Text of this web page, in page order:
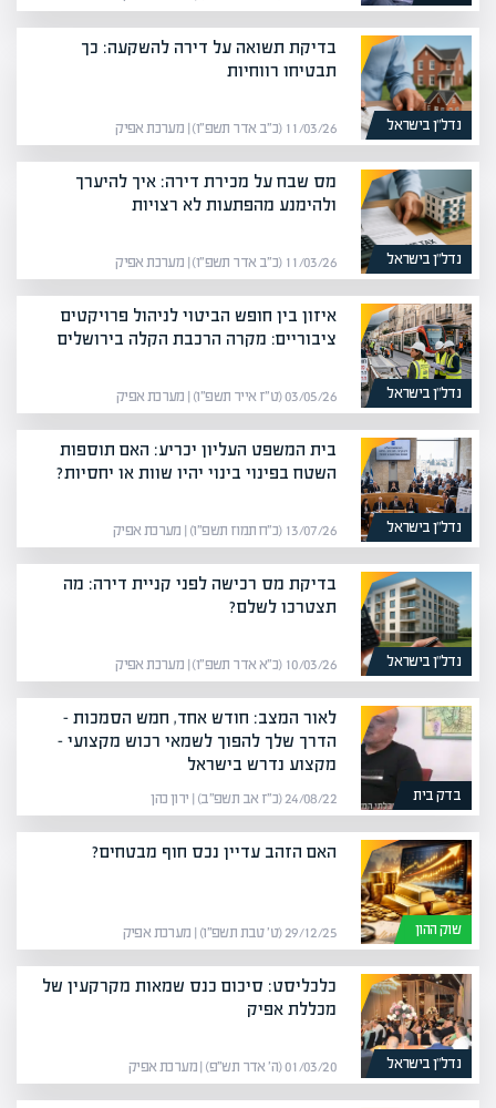
נדל”ן בישראל
בדיקת תשואה על דירה להשקעה: כך
תבטיחו רווחיות
11/03/26 (כ״ב אדר תשפ״ו) | מערכת אפיק
נדל”ן בישראל
מס שבח על מכירת דירה: איך להיערך
ולהימנע מהפתעות לא רצויות
11/03/26 (כ״ב אדר תשפ״ו) | מערכת אפיק
נדל”ן בישראל
איזון בין חופש הביטוי לניהול פרויקטים
ציבוריים: מקרה הרכבת הקלה בירושלים
03/05/26 (ט״ז אייר תשפ״ו) | מערכת אפיק
נדל”ן בישראל
בית המשפט העליון יכריע: האם תוספות
השטח בפינוי בינוי יהיו שוות או יחסיות?
13/07/26 (כ״ח תמוז תשפ״ו) | מערכת אפיק
נדל”ן בישראל
בדיקת מס רכישה לפני קניית דירה: מה
תצטרכו לשלם?
10/03/26 (כ״א אדר תשפ״ו) | מערכת אפיק
בדק בית
לאור המצב: חודש אחד, חמש הסמכות –
הדרך שלך להפוך לשמאי רכוש מקצועי –
מקצוע נדרש בישראל
24/08/22 (כ״ז אב תשפ״ב) | ירון כהן
שוק ההון
האם הזהב עדיין נכס חוף מבטחים?
29/12/25 (ט׳ טבת תשפ״ו) | מערכת אפיק
נדל”ן בישראל
כלכליסט: סיכום כנס שמאות מקרקעין של
מכללת אפיק
01/03/20 (ה׳ אדר תש״פ) | מערכת אפיק